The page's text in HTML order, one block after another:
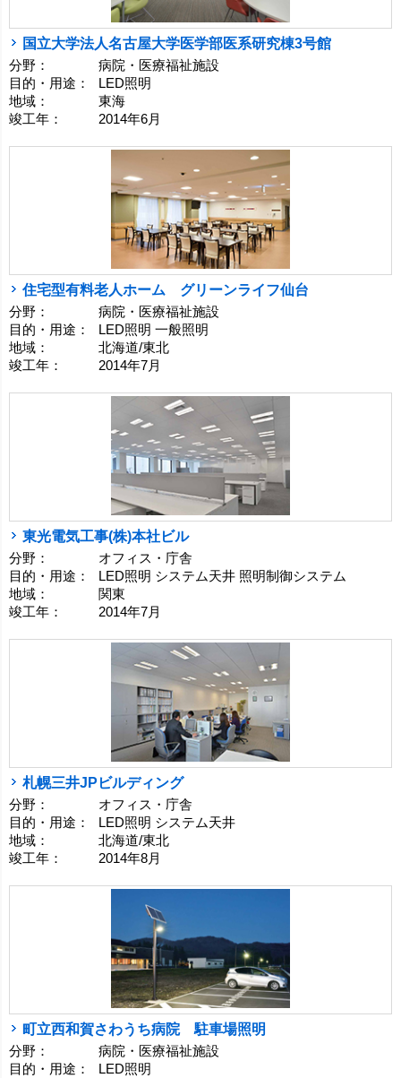
国立大学法人名古屋大学医学部医系研究棟3号館
分野：
病院・医療福祉施設
目的・用途：
LED照明
地域：
東海
竣工年：
2014年6月
住宅型有料老人ホーム グリーンライフ仙台
分野：
病院・医療福祉施設
目的・用途：
LED照明 一般照明
地域：
北海道/東北
竣工年：
2014年7月
東光電気工事(株)本社ビル
分野：
オフィス・庁舎
目的・用途：
LED照明 システム天井 照明制御システム
地域：
関東
竣工年：
2014年7月
札幌三井JPビルディング
分野：
オフィス・庁舎
目的・用途：
LED照明 システム天井
地域：
北海道/東北
竣工年：
2014年8月
町立西和賀さわうち病院 駐車場照明
分野：
病院・医療福祉施設
目的・用途：
LED照明